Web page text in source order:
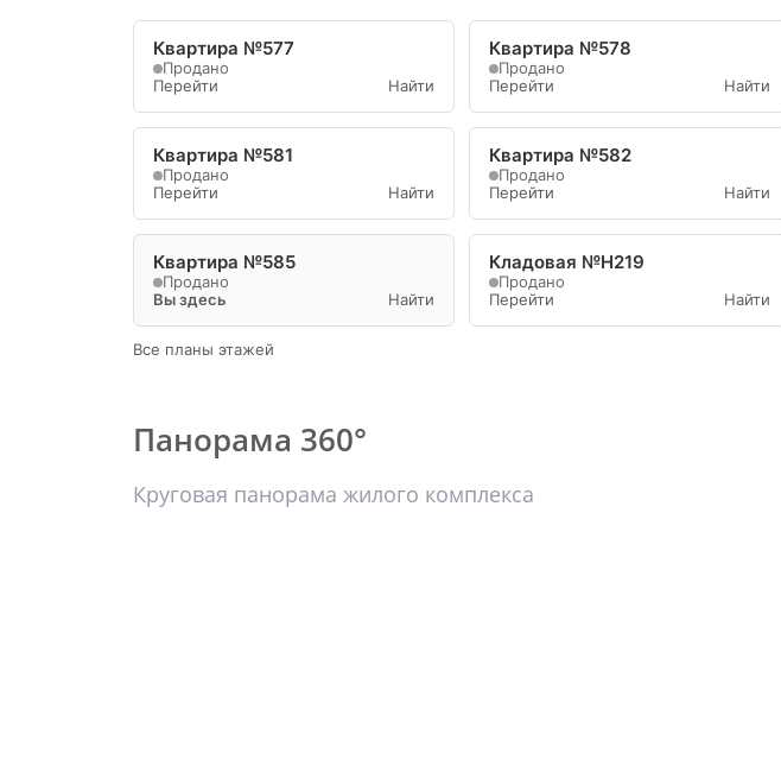
Квартира №577
Продано
Перейти
Найти
Квартира №578
Продано
Перейти
Найти
Квартира №581
Продано
Перейти
Найти
Квартира №582
Продано
Перейти
Найти
Квартира №585
Продано
Вы здесь
Найти
Кладовая №Н219
Продано
Перейти
Найти
Все планы этажей
Панорама 360°
Круговая панорама жилого комплекса